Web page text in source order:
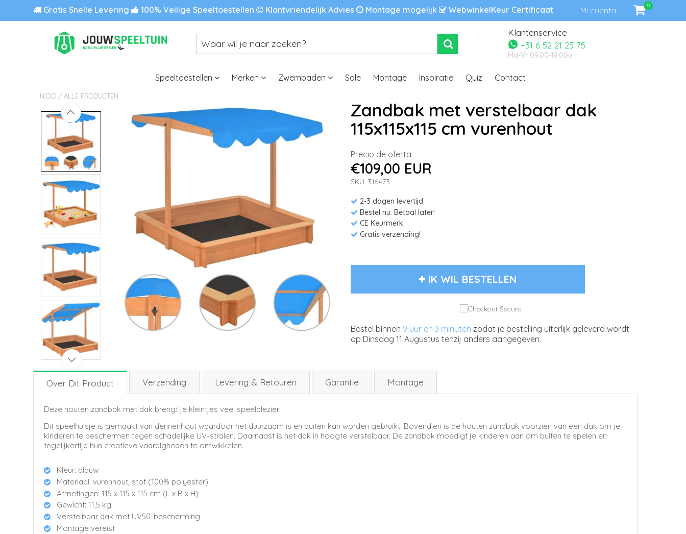
Gratis Snelle Levering 100% Veilige Speeltoestellen Klantvriendelijk Advies Montage mogelijk WebwinkelKeur Certificaat Mi cuenta 0
Klantenservice
+31 6 52 21 25 75
Ma-Vr 09.00-18.00u
Speeltoestellen Merken Zwembaden Sale Montage Inspiratie Quiz Contact
INICIO / ALLE PRODUCTEN
Zandbak met verstelbaar dak
115x115x115 cm vurenhout
Precio de oferta
€109,00 EUR
SKU: 316473
2-3 dagen levertijd
Bestel nu. Betaal later!
CE Keurmerk
Gratis verzending!
IK WIL BESTELLEN
Bestel binnen 9 uur en 3 minutenzodat je bestelling uiterlijk geleverd wordt
op Dinsdag 11 Augustus tenzij anders aangegeven.
Over Dit Product Verzending Levering & Retouren Garantie Montage
Deze houten zandbak met dak brengt je kleintjes veel speelplezier!
Dit speelhuisje is gemaakt van dennenhout waardoor het duurzaam is en buiten kan worden gebruikt. Bovendien is de houten zandbak voorzien van een dak om je
kinderen te beschermen tegen schadelijke UV-stralen. Daarnaast is het dak in hoogte verstelbaar. De zandbak moedigt je kinderen aan om buiten te spelen en
tegelijkertijd hun creatieve vaardigheden te ontwikkelen.
Kleur: blauw
Materiaal: vurenhout, stof (100% polyester)
Afmetingen: 115 x 115 x 115 cm (L x B x H)
Gewicht: 11,5 kg
Verstelbaar dak met UV50-bescherming
Montage vereist